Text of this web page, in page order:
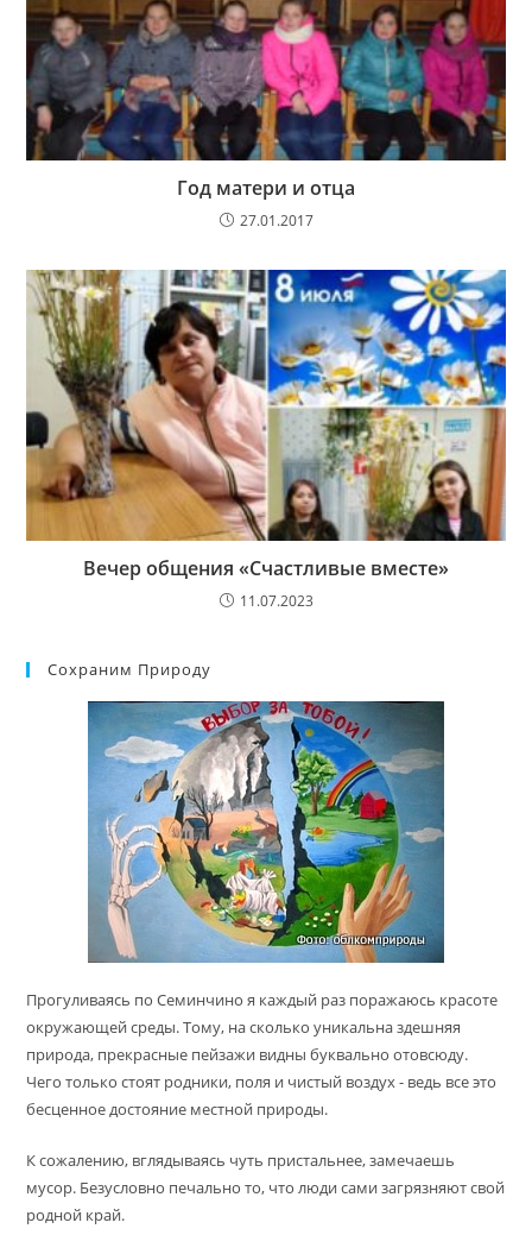
Год матери и отца
27.01.2017
Вечер общения «Счастливые вместе»
11.07.2023
Сохраним Природу
Прогуливаясь по Семинчино я каждый раз поражаюсь красоте
окружающей среды. Тому, на сколько уникальна здешняя
природа, прекрасные пейзажи видны буквально отовсюду.
Чего только стоят родники, поля и чистый воздух - ведь все это
бесценное достояние местной природы.
К сожалению, вглядываясь чуть пристальнее, замечаешь
мусор. Безусловно печально то, что люди сами загрязняют свой
родной край.